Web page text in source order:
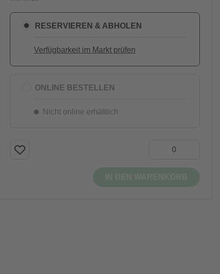
RESERVIEREN & ABHOLEN
Verfügbarkeit im Markt prüfen
ONLINE BESTELLEN
Nicht online erhältlich